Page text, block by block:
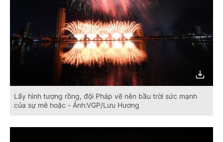
Lấy hình tượng rồng, đội Pháp vẽ nên bầu trời sức mạnh
của sự mê hoặc - Ảnh:VGP/Lưu Hương